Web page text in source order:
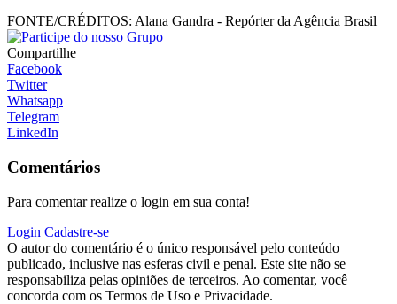
FONTE/CRÉDITOS: Alana Gandra - Repórter da Agência Brasil
Compartilhe
Facebook
Twitter
Whatsapp
Telegram
LinkedIn
Comentários
Para comentar realize o login em sua conta!
Login Cadastre-se
O autor do comentário é o único responsável pelo conteúdo
publicado, inclusive nas esferas civil e penal. Este site não se
responsabiliza pelas opiniões de terceiros. Ao comentar, você
concorda com os Termos de Uso e Privacidade.